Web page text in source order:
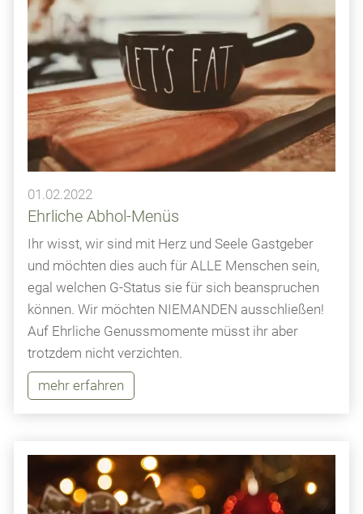
01.02.2022
Ehrliche Abhol-Menüs
Ihr wisst, wir sind mit Herz und Seele Gastgeber
und möchten dies auch für ALLE Menschen sein,
egal welchen G-Status sie für sich beanspruchen
können. Wir möchten NIEMANDEN ausschließen!
Auf Ehrliche Genussmomente müsst ihr aber
trotzdem nicht verzichten.
mehr erfahren